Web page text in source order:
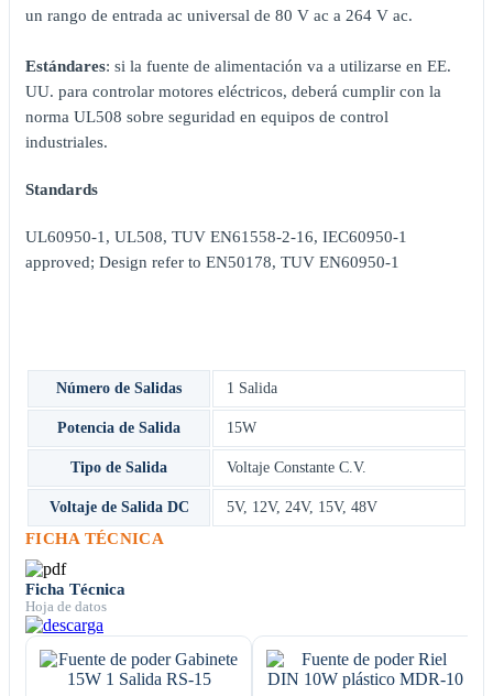
un rango de entrada ac universal de 80 V ac a 264 V ac.
Estándares: si la fuente de alimentación va a utilizarse en EE.
UU. para controlar motores eléctricos, deberá cumplir con la
norma UL508 sobre seguridad en equipos de control
industriales.
Standards
UL60950-1, UL508, TUV EN61558-2-16, IEC60950-1
approved; Design refer to EN50178, TUV EN60950-1
Número de Salidas 1 Salida
Potencia de Salida 15W
Tipo de Salida Voltaje Constante C.V.
Voltaje de Salida DC 5V, 12V, 24V, 15V, 48V
FICHA TÉCNICA
Ficha Técnica
Hoja de datos